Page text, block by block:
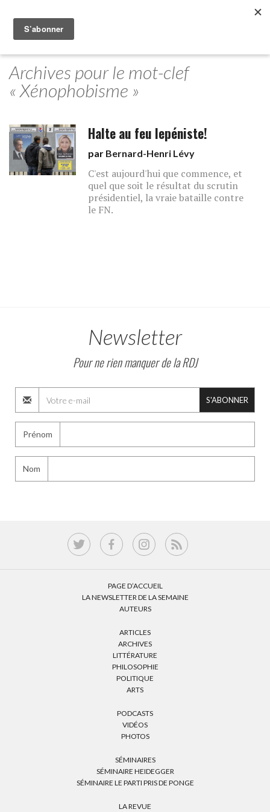
Archives pour le mot-clef
« Xénophobisme »
Halte au feu lepéniste!
par Bernard-Henri Lévy
C'est aujourd'hui que commence, et
quel que soit le résultat du scrutin
présidentiel, la vraie bataille contre
le FN.
Newsletter
Pour ne rien manquer de la RDJ
S'ABONNER
Prénom
Nom
PAGE D’ACCUEIL
LA NEWSLETTER DE LA SEMAINE
AUTEURS
ARTICLES
ARCHIVES
LITTÉRATURE
PHILOSOPHIE
POLITIQUE
ARTS
PODCASTS
VIDÉOS
PHOTOS
SÉMINAIRES
SÉMINAIRE HEIDEGGER
SÉMINAIRE LE PARTI PRIS DE PONGE
LA REVUE